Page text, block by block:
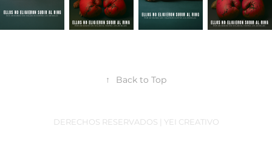
↑ Back to Top
DERECHOS RESERVADOS | YEI CREATIVO